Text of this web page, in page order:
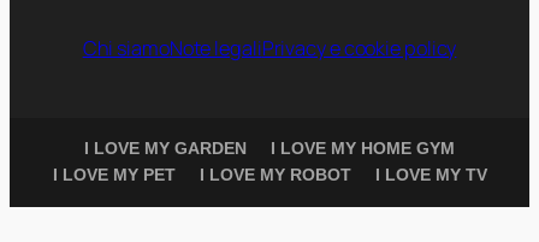
Chi siamoNote legaliPrivacy e cookie policy
I LOVE MY GARDEN
I LOVE MY HOME GYM
I LOVE MY PET
I LOVE MY ROBOT I LOVE MY TV